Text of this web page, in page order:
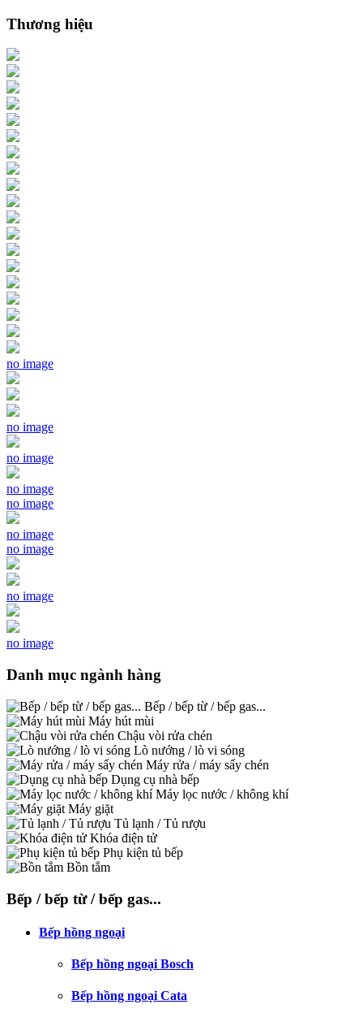
Thương hiệu
no image
no image
no image
no image
no image
no image
no image
no image
no image
Danh mục ngành hàng
Bếp / bếp từ / bếp gas...
Máy hút mùi
Chậu vòi rửa chén
Lò nướng / lò vi sóng
Máy rửa / máy sấy chén
Dụng cụ nhà bếp
Máy lọc nước / không khí
Máy giặt
Tủ lạnh / Tủ rượu
Khóa điện tử
Phụ kiện tủ bếp
Bồn tắm
Bếp / bếp từ / bếp gas...
Bếp hồng ngoại
Bếp hồng ngoại Bosch
Bếp hồng ngoại Cata